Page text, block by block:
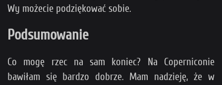
Wy możecie podziękować sobie.
Podsumowanie
Co mogę rzec na sam koniec? Na Coperniconie
bawiłam się bardzo dobrze. Mam nadzieję, że w